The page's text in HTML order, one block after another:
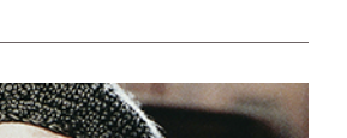
instrumenten! De serie